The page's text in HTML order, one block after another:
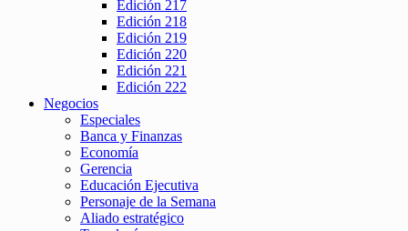
Edición 217
Edición 218
Edición 219
Edición 220
Edición 221
Edición 222
Negocios
Especiales
Banca y Finanzas
Economía
Gerencia
Educación Ejecutiva
Personaje de la Semana
Aliado estratégico